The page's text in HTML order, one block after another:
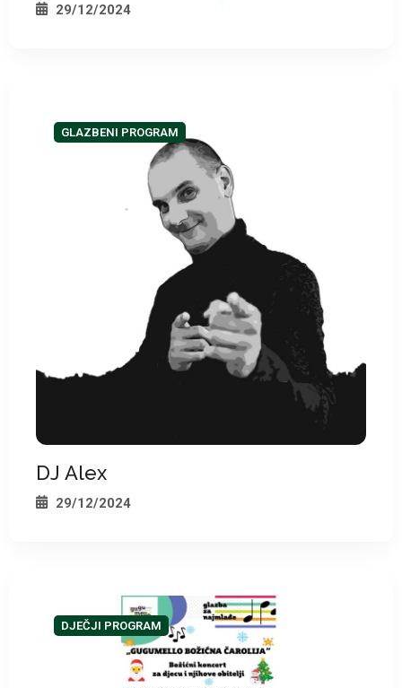
29/12/2024
GLAZBENI PROGRAM
DJ Alex
29/12/2024
DJEČJI PROGRAM